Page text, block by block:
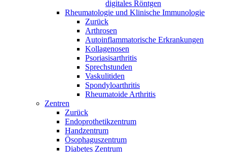
digitales Röntgen
Rheumatologie und Klinische Immunologie
Zurück
Arthrosen
Autoinflammatorische Erkrankungen
Kollagenosen
Psoriasisarthritis
Sprechstunden
Vaskulitiden
Spondyloarthritis
Rheumatoide Arthritis
Zentren
Zurück
Endoprothetikzentrum
Handzentrum
Ösophaguszentrum
Diabetes Zentrum